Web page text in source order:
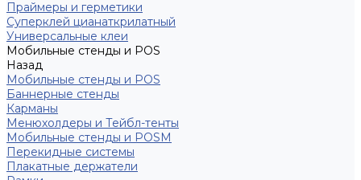
Праймеры и герметики
Суперклей цианаткрилатный
Универсальные клеи
Мобильные стенды и POS
Назад
Мобильные стенды и POS
Баннерные стенды
Карманы
Менюхолдеры и Тейбл-тенты
Мобильные стенды и POSM
Перекидные системы
Плакатные держатели